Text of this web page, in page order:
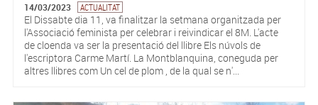
14/03/2023 ACTUALITAT
El Dissabte dia 11, va finalitzar la setmana organitzada per
l'Associació feminista per celebrar i reivindicar el 8M. L'acte
de cloenda va ser la presentació del llibre Els núvols de
l'escriptora Carme Martí. La Montblanquina, coneguda per
altres llibres com Un cel de plom , de la qual se n'...